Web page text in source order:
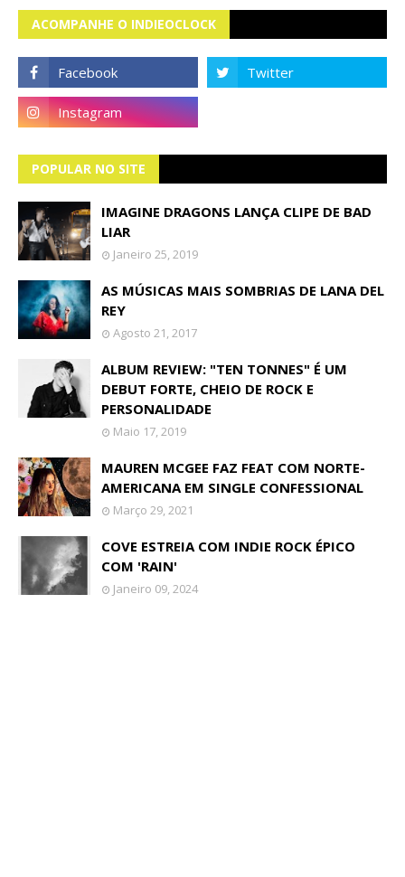
ACOMPANHE O INDIEOCLOCK
POPULAR NO SITE
IMAGINE DRAGONS LANÇA CLIPE DE BAD
LIAR
Janeiro 25, 2019
AS MÚSICAS MAIS SOMBRIAS DE LANA DEL
REY
Agosto 21, 2017
ALBUM REVIEW: "TEN TONNES" É UM
DEBUT FORTE, CHEIO DE ROCK E
PERSONALIDADE
Maio 17, 2019
MAUREN MCGEE FAZ FEAT COM NORTE-
AMERICANA EM SINGLE CONFESSIONAL
Março 29, 2021
COVE ESTREIA COM INDIE ROCK ÉPICO
COM 'RAIN'
Janeiro 09, 2024